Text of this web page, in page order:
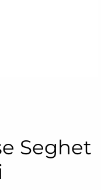
Seghet